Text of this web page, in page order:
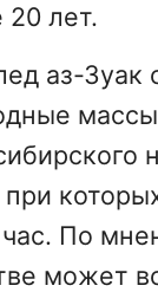
лет.
аз-Зуак
. По
может